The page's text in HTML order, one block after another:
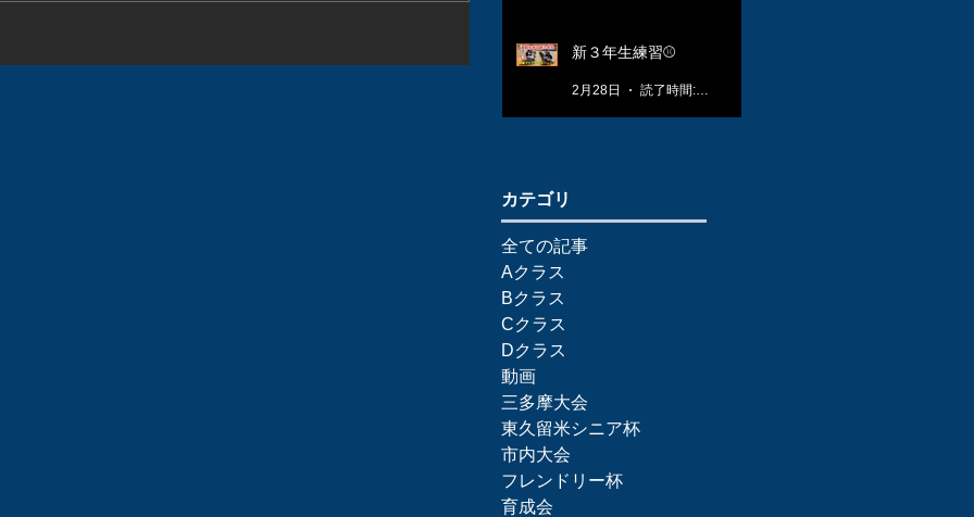
新３年生練習⚾️
2月28日
​カテゴリ
全ての記事
Aクラス
Bクラス
Cクラス
Dクラス
動画
三多摩大会
東久留米シニア杯
市内大会
フレンドリー杯
育成会